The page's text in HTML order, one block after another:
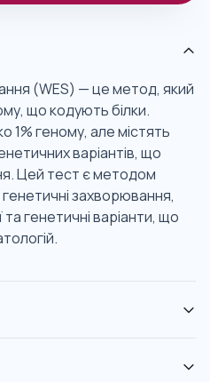
(WES) — це метод, який
що кодують білки.
1% геному, але містять
варіантів, що
Цей тест є методом
генетичні захворювання,
генетичні варіанти, що